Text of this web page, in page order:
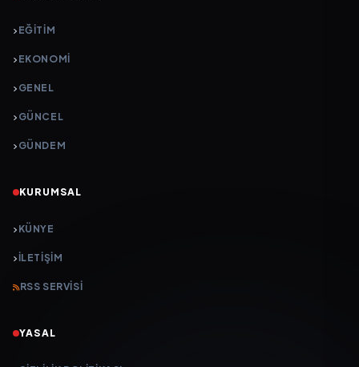
EĞITIM
EKONOMI
GENEL
GÜNCEL
GÜNDEM
KURUMSAL
KÜNYE
İLETIŞIM
RSS SERVISI
YASAL